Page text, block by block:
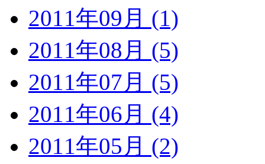
2011年09月 (1)
2011年08月 (5)
2011年07月 (5)
2011年06月 (4)
2011年05月 (2)